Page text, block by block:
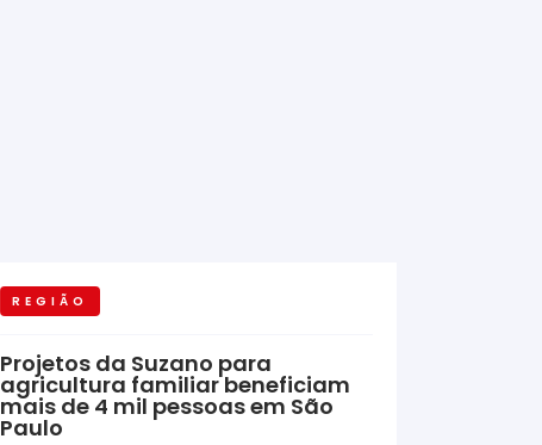
REGIÃO
Projetos da Suzano para
agricultura familiar beneficiam
mais de 4 mil pessoas em São
Paulo